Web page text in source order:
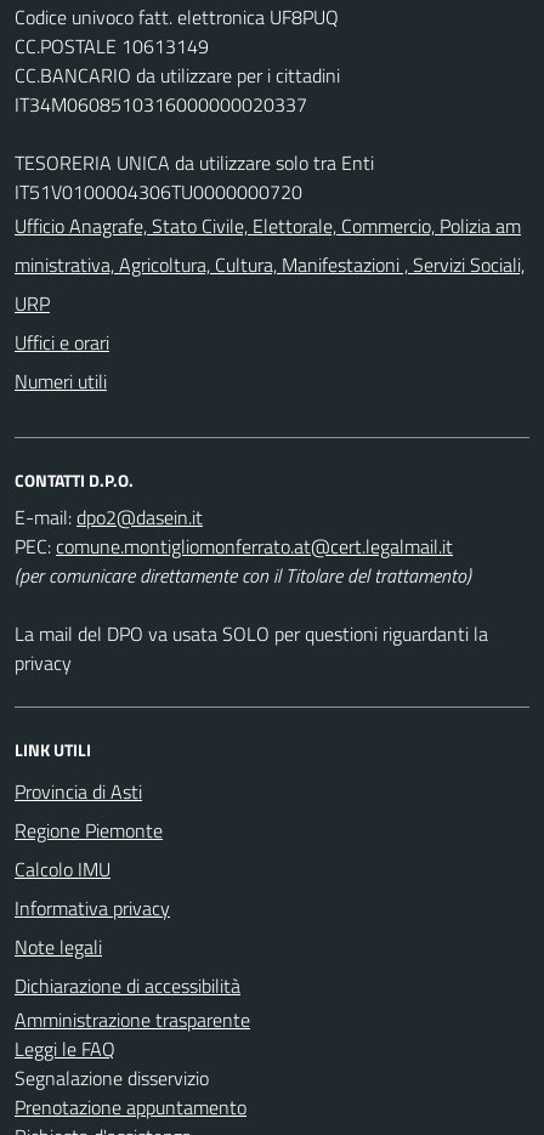
Codice univoco fatt. elettronica UF8PUQ
CC.POSTALE 10613149
CC.BANCARIO da utilizzare per i cittadini
IT34M0608510316000000020337
TESORERIA UNICA da utilizzare solo tra Enti
IT51V0100004306TU0000000720
Ufficio Anagrafe, Stato Civile, Elettorale, Commercio, Polizia am
ministrativa, Agricoltura, Cultura, Manifestazioni , Servizi Sociali,
URP
Uffici e orari
Numeri utili
CONTATTI D.P.O.
E-mail:
PEC:
(per comunicare direttamente con il Titolare del trattamento)
La mail del DPO va usata SOLO per questioni riguardanti la
privacy
LINK UTILI
Provincia di Asti
Regione Piemonte
Calcolo IMU
Informativa privacy
Note legali
Dichiarazione di accessibilità
Amministrazione trasparente
Leggi le FAQ
Segnalazione disservizio
Prenotazione appuntamento